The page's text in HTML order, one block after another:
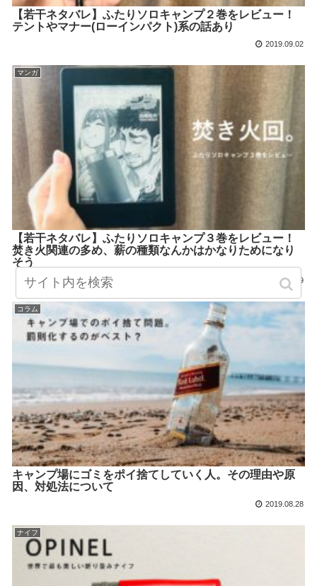
【若干ネタバレ】ふたりソロキャンプ２巻をレビュー！
テントやマナー(ローインパクト)系の話あり
2019.09.02
マンガ
【若干ネタバレ】ふたりソロキャンプ３巻をレビュー！
焚き火関連の多め、薪の種類なんかはかなりためになり
そう
2019.08.29
コラム
キャンプ場にゴミをポイ捨てしていく人。その理由や原
因、対処法について
2019.08.28
ナイフ